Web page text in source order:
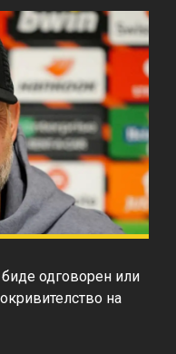
одговорен или
на